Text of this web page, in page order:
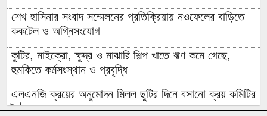
শেখ হাসিনার সংবাদ সম্মেলনের প্রতিক্রিয়ায় নওফেলের বাড়িতে
ককটেল ও অগ্নিসংযোগ
কুটির, মাইক্রো, ক্ষুদ্র ও মাঝারি শিল্প খাতে ঋণ কমে গেছে,
হুমকিতে কর্মসংস্থান ও প্রবৃদ্ধি
এলএনজি ক্রয়ের অনুমোদন মিলল ছুটির দিনে বসানো ক্রয় কমিটির
বৈঠকে